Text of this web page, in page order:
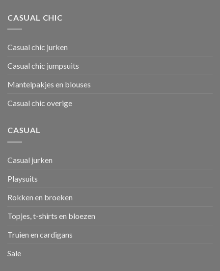
CASUAL CHIC
Casual chic jurken
Casual chic jumpsuits
Mantelpakjes en blouses
Casual chic overige
CASUAL
Casual jurken
Playsuits
Rokken en broeken
Topjes, t-shirts en bloezen
Truien en cardigans
Sale